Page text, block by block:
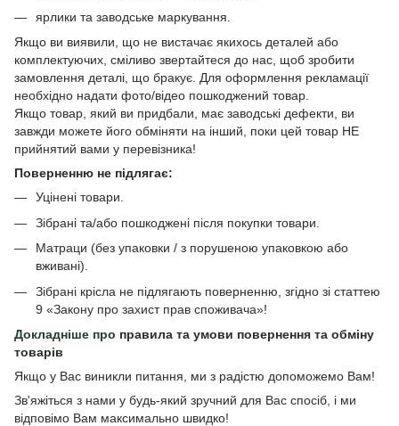
ярлики та заводське маркування.
Якщо ви виявили, що не вистачає якихось деталей або
комплектуючих, сміливо звертайтеся до нас, щоб зробити
замовлення деталі, що бракує. Для оформлення рекламації
необхідно надати фото/відео пошкоджений товар.
Якщо товар, який ви придбали, має заводські дефекти, ви
завжди можете його обміняти на інший, поки цей товар НЕ
прийнятий вами у перевізника!
Поверненню не підлягає:
Уцінені товари.
Зібрані та/або пошкоджені після покупки товари.
Матраци (без упаковки / з порушеною упаковкою або
вживані).
Зібрані крісла не підлягають поверненню, згідно зі статтею
9 «Закону про захист прав споживача»!
Докладніше про правила та умови повернення та обміну
товарів
Якщо у Вас виникли питання, ми з радістю допоможемо Вам!
Зв'яжіться з нами у будь-який зручний для Вас спосіб, і ми
відповімо Вам максимально швидко!